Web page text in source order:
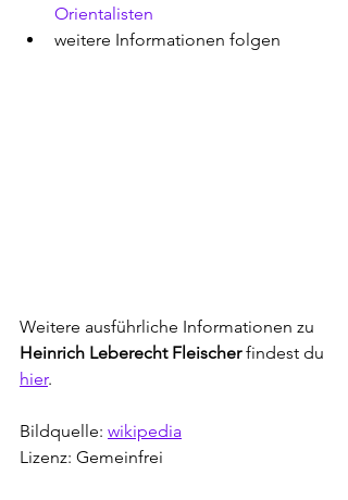
Orientalisten
weitere Informationen folgen
Weitere ausführliche Informationen zu
Heinrich Leberecht Fleischer findest du
hier.
Bildquelle: wikipedia
Lizenz: Gemeinfrei